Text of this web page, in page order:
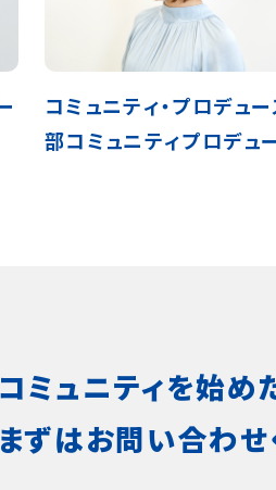
コミュニティ・プロデュー
部コミュニティプロデュ
コミュニティを始め
まずはお問い合わせ